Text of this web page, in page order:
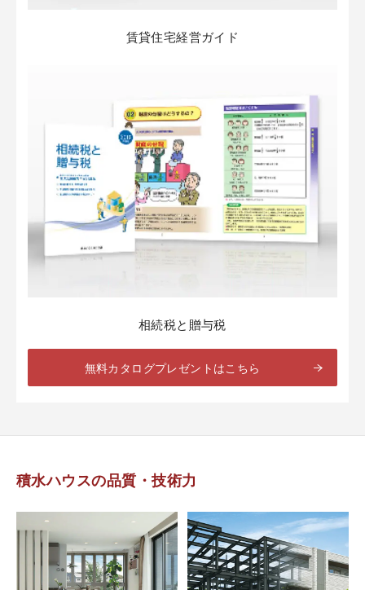
賃貸住宅経営ガイド
相続税と贈与税
無料カタログプレゼントはこちら
積水ハウスの品質・技術力